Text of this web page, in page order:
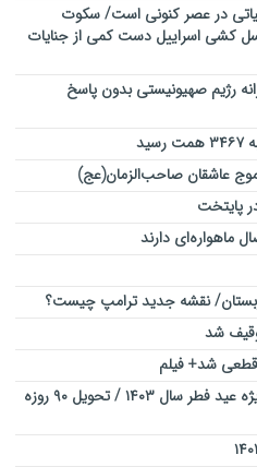
در عصر کنونی است/ سکوت
کشی اسراییل دست کمی از جنایات
رژیم صهیونیستی بدون پاسخ
عاشقان صاحب‌الزمان(عج)
دارند
نقشه جدید ترامپ چیست؟
شد
شد+ فیلم
فوری ؛ آغاز ثبت نام ایران خودرو ویژه عید فطر سال ۱۴۰۳ / تحویل ۹۰ روزه